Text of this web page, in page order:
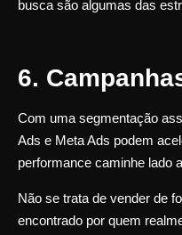
busca são algumas das
6.
Com uma segmentação
Ads e Meta Ads podem
performance caminhe lado
Não se trata de vender de
encontrado por quem